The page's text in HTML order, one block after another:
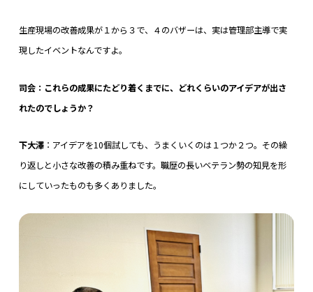
生産現場の改善成果が１から３で、４のバザーは、実は管理部主導で実
現したイベントなんですよ。
司会：これらの成果にたどり着くまでに、どれくらいのアイデアが出さ
れたのでしょうか？
下大澤：アイデアを10個試しても、うまくいくのは１つか２つ。その繰
り返しと小さな改善の積み重ねです。職歴の長いベテラン勢の知見を形
にしていったものも多くありました。